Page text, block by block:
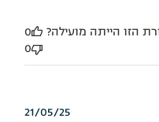
הזו הייתה מועילה?
0
0
תאריך
21/05/25